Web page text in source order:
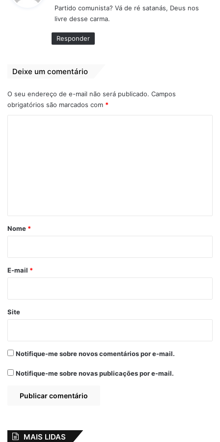
s
e
Partido comunista? Vá de ré satanás, Deus nos
livre desse carma.
Responder
Deixe um comentário
O seu endereço de e-mail não será publicado. Campos
obrigatórios são marcados com *
r
*
Nome *
E-mail *
Site
Notifique-me sobre novos comentários por e-mail.
Notifique-me sobre novas publicações por e-mail.
MAIS LIDAS